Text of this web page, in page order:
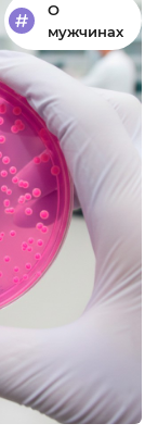
О
мужчинах